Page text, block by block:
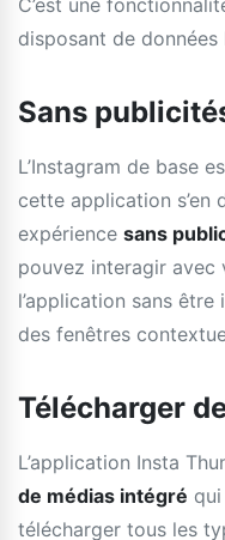
C’est une
disposant de données
Sans
L’Instagram de base
cette application s’en
expérience sans
pouvez interagir
l’application sans
des fenêtres
Télécharger
L’application Insta
de médias intégré
télécharger tous les